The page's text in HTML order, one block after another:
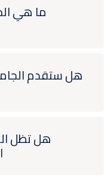
ما هي
هل ستقدم
هل تظل